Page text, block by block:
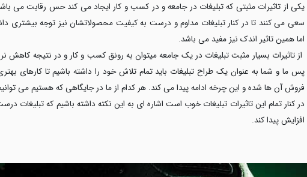
یکی از تاثیرات مثبتی که تبلیغات در جامعه و در کسب و کار ایجاد می کند حس رقابت می
سعی می کنند تا در کنار تبلیغات مداوم و درست به کیفیت محصولاتشان نیز توجه بیشتری
اما همین تاثیر اندک نیز مفید می باشد.
از تاثیرات بسیار مثبت تبلیغات در یک جامعه میتوان به رونق کسب و کار و در نتیجه کاهش
پس ما و شما به عنوان یک طراح تبلیغات باید تمام تلاش خود را داشته باشیم تا کارهای
فروش آن ها شده و این چرخه ادامه پیدا می کند. هر کدام از ما در جایگاهی که هستیم می
در کنار تمام این تاثیرات تبلیغات خوب است اشاره ای به این نکته داشته باشیم که
افزایش پیدا کند.